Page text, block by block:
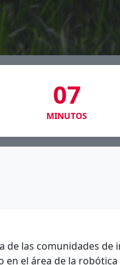
07
MINUTOS
de las comunidades de
el área de la